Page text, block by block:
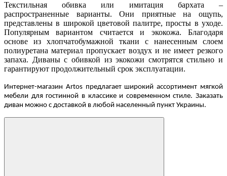
Текстильная обивка или имитация бархата –
распространенные варианты. Они приятные на ощупь,
представлены в широкой цветовой палитре, просты в уходе.
Популярным вариантом считается и экокожа. Благодаря
основе из хлопчатобумажной ткани с нанесенным слоем
полиуретана материал пропускает воздух и не имеет резкого
запаха. Диваны с обивкой из экокожи смотрятся стильно и
гарантируют продолжительный срок эксплуатации.
Интернет-магазин Artos предлагает широкий ассортимент мягкой
мебели для гостинной в классике и современном стиле. Заказать
диван можно с доставкой в любой населенный пункт Украины.